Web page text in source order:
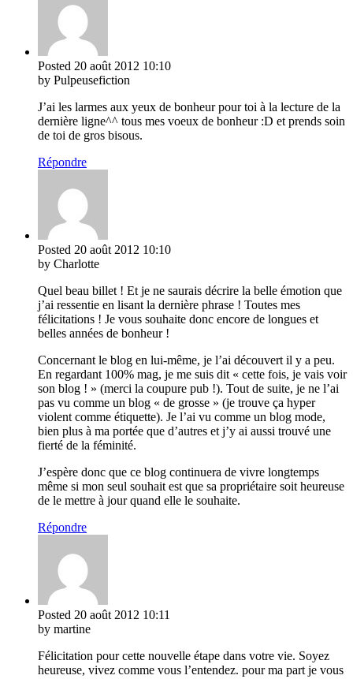
Posted 20 août 2012 10:10
by Pulpeusefiction
J’ai les larmes aux yeux de bonheur pour toi à la lecture de la
dernière ligne^^ tous mes voeux de bonheur :D et prends soin
de toi de gros bisous.
Répondre
Posted 20 août 2012 10:10
by Charlotte
Quel beau billet ! Et je ne saurais décrire la belle émotion que
j’ai ressentie en lisant la dernière phrase ! Toutes mes
félicitations ! Je vous souhaite donc encore de longues et
belles années de bonheur !
Concernant le blog en lui-même, je l’ai découvert il y a peu.
En regardant 100% mag, je me suis dit « cette fois, je vais voir
son blog ! » (merci la coupure pub !). Tout de suite, je ne l’ai
pas vu comme un blog « de grosse » (je trouve ça hyper
violent comme étiquette). Je l’ai vu comme un blog mode,
bien plus à ma portée que d’autres et j’y ai aussi trouvé une
fierté de la féminité.
J’espère donc que ce blog continuera de vivre longtemps
même si mon seul souhait est que sa propriétaire soit heureuse
de le mettre à jour quand elle le souhaite.
Répondre
Posted 20 août 2012 10:11
by martine
Félicitation pour cette nouvelle étape dans votre vie. Soyez
heureuse, vivez comme vous l’entendez. pour ma part je vous